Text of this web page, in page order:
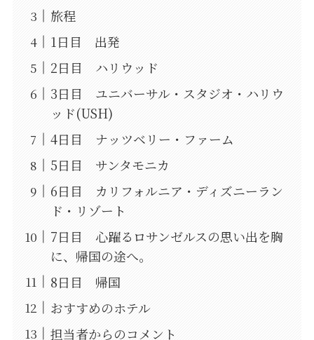
旅程
1日目 出発
2日目 ハリウッド
3日目 ユニバーサル・スタジオ・ハリウ
ッド(USH)
4日目 ナッツベリー・ファーム
5日目 サンタモニカ
6日目 カリフォルニア・ディズニーラン
ド・リゾート
7日目 心躍るロサンゼルスの思い出を胸
に、帰国の途へ。
8日目 帰国
おすすめのホテル
担当者からのコメント